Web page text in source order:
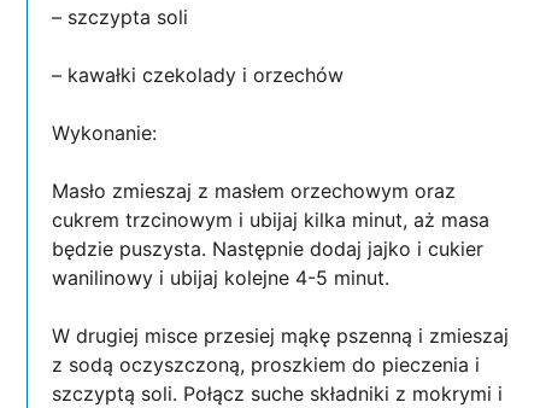
– szczypta soli
– kawałki czekolady i orzechów
Wykonanie:
Masło zmieszaj z masłem orzechowym oraz
cukrem trzcinowym i ubijaj kilka minut, aż masa
będzie puszysta. Następnie dodaj jajko i cukier
wanilinowy i ubijaj kolejne 4-5 minut.
W drugiej misce przesiej mąkę pszenną i zmieszaj
z sodą oczyszczoną, proszkiem do pieczenia i
szczyptą soli. Połącz suche składniki z mokrymi i